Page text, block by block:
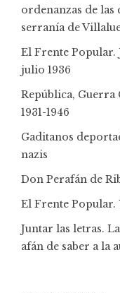
ordenanzas de
serranía de
El Frente
julio 1936
República,
1931-1946
Gaditanos
nazis
Don Perafán de
El Frente
Juntar las letras.
afán de saber a la